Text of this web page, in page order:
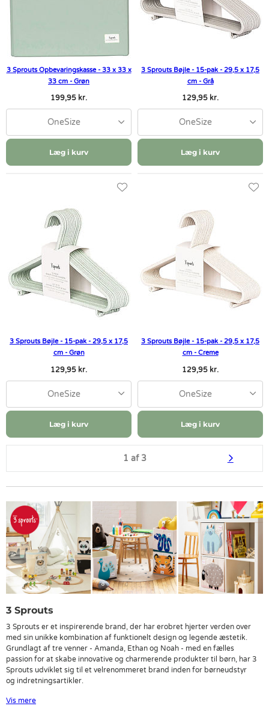
3 Sprouts Opbevaringskasse - 33 x 33 x
33 cm - Grøn
199,95 kr.
OneSize
Læg i kurv
3 Sprouts Bøjle - 15-pak - 29,5 x 17,5
cm - Grå
129,95 kr.
OneSize
Læg i kurv
3 Sprouts Bøjle - 15-pak - 29,5 x 17,5
cm - Grøn
129,95 kr.
OneSize
Læg i kurv
3 Sprouts Bøjle - 15-pak - 29,5 x 17,5
cm - Creme
129,95 kr.
OneSize
Læg i kurv
1 af 3
3 Sprouts
3 Sprouts er et inspirerende brand, der har erobret hjerter verden over
med sin unikke kombination af funktionelt design og legende æstetik.
Grundlagt af tre venner - Amanda, Ethan og Noah - med en fælles
passion for at skabe innovative og charmerende produkter til børn, har 3
Sprouts udviklet sig til et velrenommeret brand inden for børneudstyr
og indretningsartikler.
Historien om 3 Sprouts begyndte med en simpel idé: at kombinere
Vis mere